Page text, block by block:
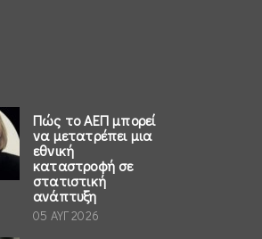
Πώς το ΑΕΠ μπορεί
να μετατρέπει μια
εθνική
καταστροφή σε
στατιστική
ανάπτυξη
05 ΑΥΓ 2026